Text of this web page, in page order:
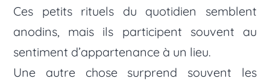
Ces petits rituels du quotidien semblent
anodins, mais ils participent souvent au
sentiment d’appartenance à un lieu.
Une autre chose surprend souvent les